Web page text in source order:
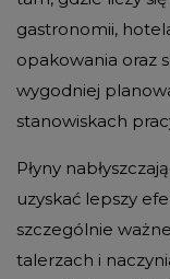
gastronomii,
opakowania oraz
wygodniej
stanowiskach
Płyny
uzyskać lepszy
szczególnie
talerzach i